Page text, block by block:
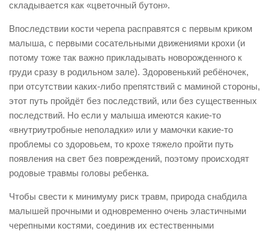
складывается как «цветочный бутон».
Впоследствии кости черепа расправятся с первым криком
малыша, с первыми сосательными движениями крохи (и
потому тоже так важно прикладывать новорожденного к
груди сразу в родильном зале). Здоровенький ребёночек,
при отсутствии каких-либо препятствий с маминой стороны,
этот путь пройдёт без последствий, или без существенных
последствий. Но если у малыша имеются какие-то
«внутриутробные неполадки» или у мамочки какие-то
проблемы со здоровьем, то крохе тяжело пройти путь
появления на свет без повреждений, поэтому происходят
родовые травмы головы ребенка.
Чтобы свести к минимуму риск травм, природа снабдила
малышей прочными и одновременно очень эластичными
черепными костями, соединив их естественными